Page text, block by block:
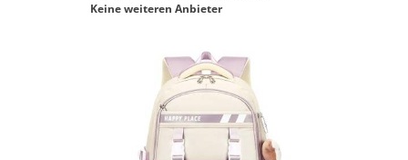
Keine weiteren Anbieter